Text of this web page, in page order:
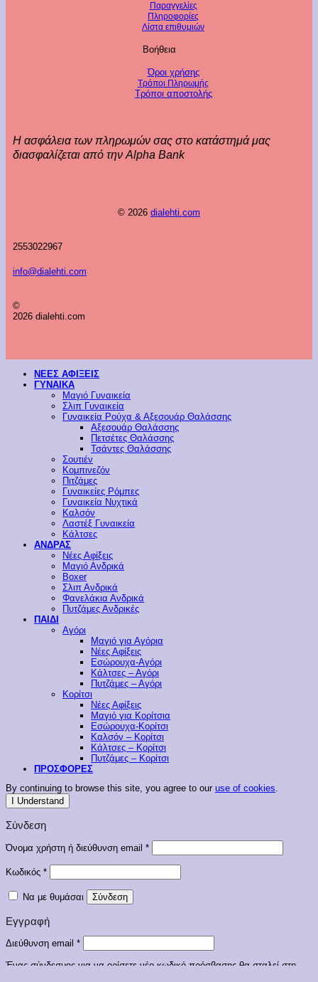
Παραγγελίες
Πληροφορίες
Λίστα επιθυμιών
Βοήθεια
Όροι χρήσης
Τρόποι Πληρωμής
Τρόποι αποστολής
Η ασφάλεια των πληρωμών σας στο κατάστημά μας
διασφαλίζεται από την Alpha Bank
© 2026 dialehti.com
2553022967
info@dialehti.com
©
2026 dialehti.com
ΝΕΕΣ ΑΦΙΞΕΙΣ
ΓΥΝΑΙΚΑ
Μαγιό Γυναικεία
Σλιπ Γυναικεία
Γυναικεία Ρούχα & Αξεσουάρ Θαλάσσης
Αξεσουάρ Θαλάσσης
Πετσέτες Θαλάσσης
Τσάντες Θαλάσσης
Σουτιέν
Κομπινεζόν
Πιτζάμες
Γυναικείες Ρόμπες
Γυναικεία Νυχτικά
Καλσόν
Λαστέξ Γυναικεία
Κάλτσες
ΑΝΔΡΑΣ
Νέες Αφίξεις
Μαγιό Ανδρικά
Boxer
Σλιπ Ανδρικά
Φανελάκια Ανδρικά
Πυτζάμες Ανδρικές
ΠΑΙΔΙ
Αγόρι
Μαγιό για Αγόρια
Νέες Αφίξεις
Εσώρουχα-Αγόρι
Κάλτσες – Αγόρι
Πυτζάμες – Αγόρι
Κορίτσι
Νέες Αφίξεις
Μαγιό για Κορίτσια
Εσώρουχα-Κορίτσι
Καλσόν – Κορίτσι
Κάλτσες – Κορίτσι
Πυτζάμες – Κορίτσι
ΠΡΟΣΦΟΡΕΣ
By continuing to browse this site, you agree to our use of cookies.
I Understand
Σύνδεση
Όνομα χρήστη ή διεύθυνση email *Απαιτείται
Κωδικός *Απαιτείται
Να με θυμάσαι Σύνδεση
Εγγραφή
Διεύθυνση email *Απαιτείται
Ένας σύνδεσμος για να ορίσετε νέο κωδικό πρόσβασης θα σταλεί στη